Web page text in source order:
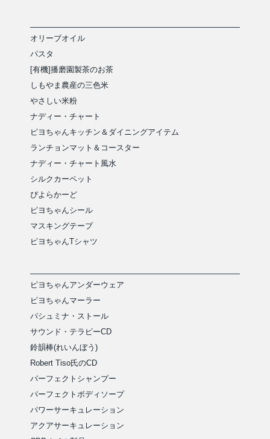
オリーブオイル
パスタ
[有機]播磨園製茶のお茶
しもやま農産の三色米
やさしい米粉
ナディー・チャート
ピヨちゃんキッチン＆ダイニングアイテム
ランチョンマット＆コースター
ナディー・チャート風水
シルクカーペット
ぴよらかーど
ピヨちゃんシール
マスキングテープ
ピヨちゃんTシャツ
ピヨちゃんアンダーウェア
ピヨちゃんマーラー
パシュミナ・ストール
サウンド・テラピーCD
鈴韻棒(れいんぼう)
Robert Tiso氏のCD
パーフェクトシャンプー
パーフェクトボディソープ
パワーサーキュレーション
アクアサーキュレーション